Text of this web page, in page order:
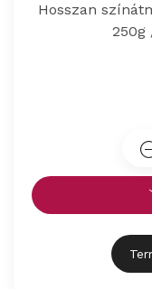
Hosszan
250g